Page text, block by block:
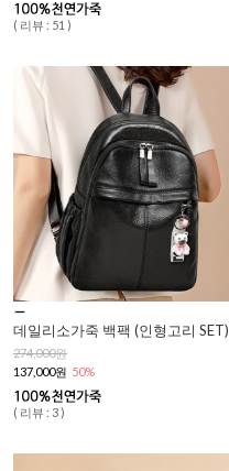
( 리뷰 : 51 )
데일리소가죽 백팩 (인형고리 SET)
274,000원
137,000원 50%
( 리뷰 : 3 )